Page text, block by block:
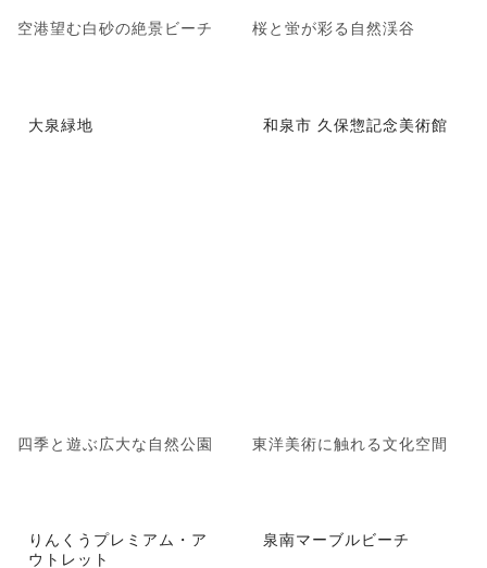
空港望む白砂の絶景ビーチ 桜と蛍が彩る自然渓谷
大泉緑地
四季と遊ぶ広大な自然公園
和泉市 久保惣記念美術館
東洋美術に触れる文化空間
りんくうプレミアム・ア
ウトレット
泉南マーブルビーチ